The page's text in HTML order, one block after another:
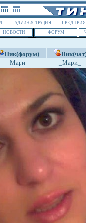
АДМИНИСТРАЦИЯ
НОВОСТИ
ФОРУМ
Ник(форум) Ник(чат)
Мари _Мари_